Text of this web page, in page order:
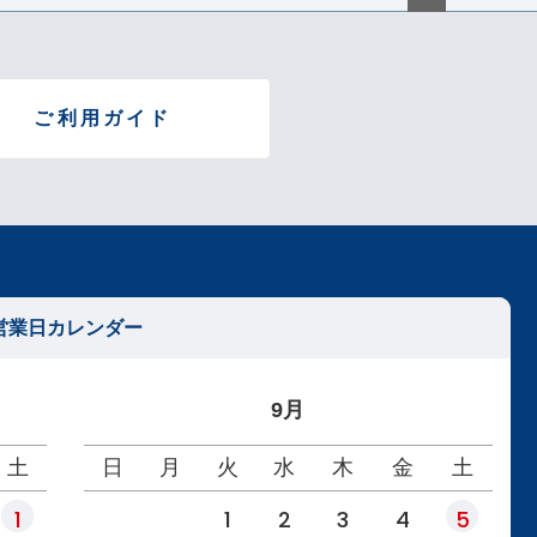
ご利用ガイド
業日カレンダー
土
1
9月
日 月 火 水 木 金 土
1 2 3 4 5